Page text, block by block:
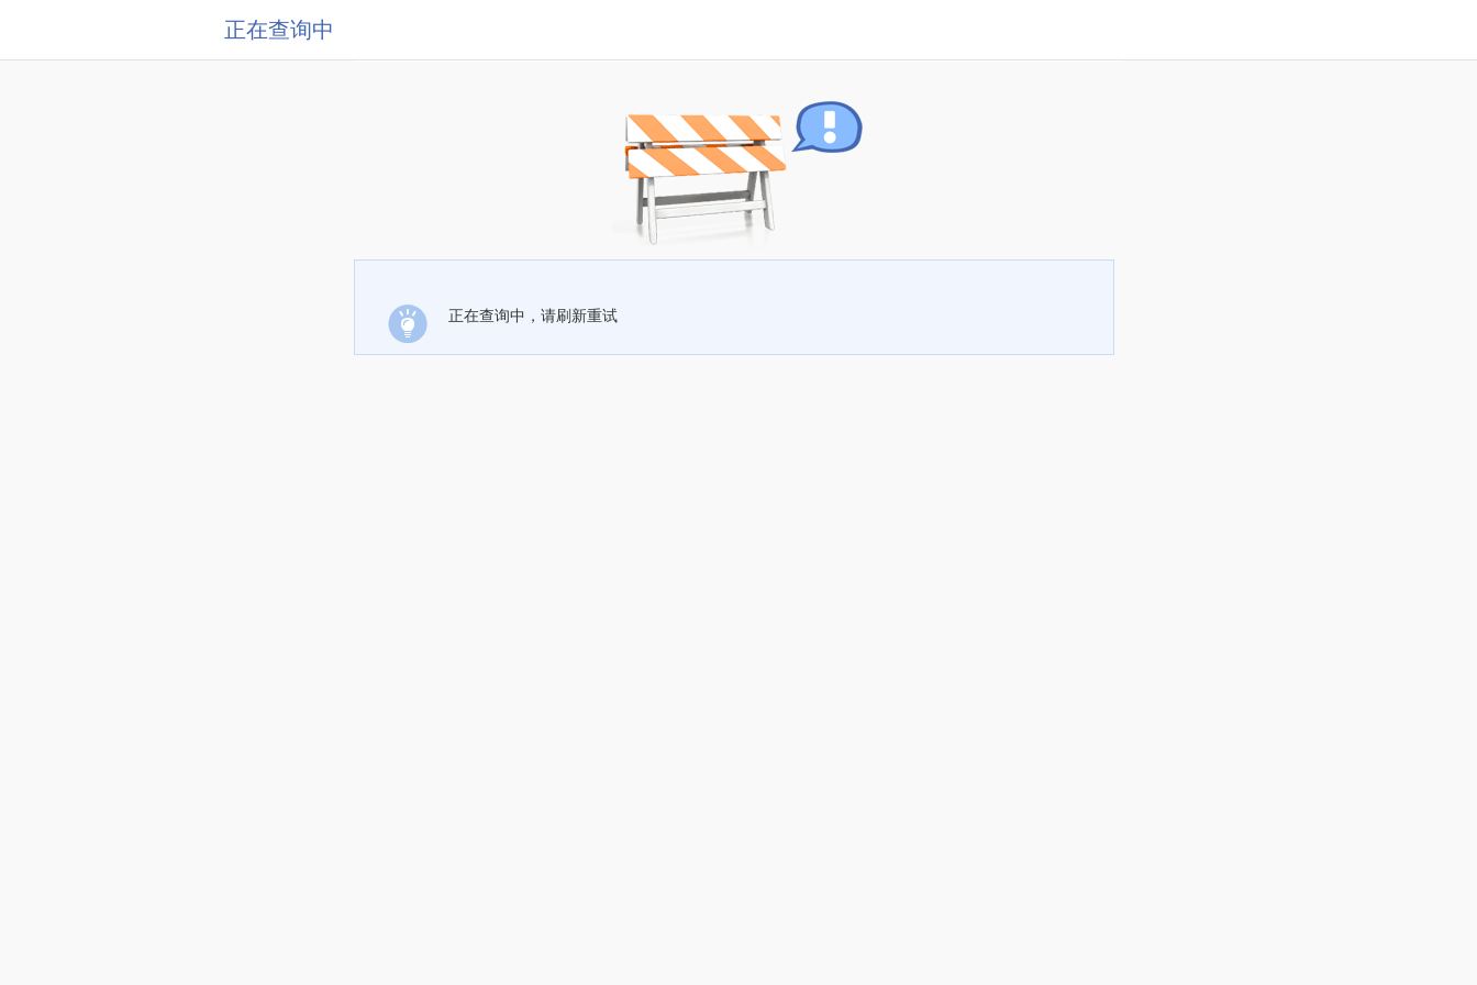
正在查询中
正在查询中，请刷新重试